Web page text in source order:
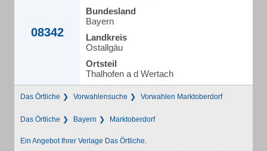
08342
Bundesland
Bayern
Landkreis
Ostallgäu
Ortsteil
Thalhofen a d Wertach
Das Örtliche Vorwahlensuche Vorwahlen Marktoberdorf
Das Örtliche Bayern Marktoberdorf
Ein Angebot Ihrer Verlage Das Örtliche.